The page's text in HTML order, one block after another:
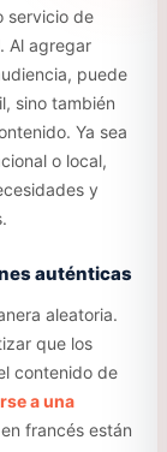
servicio de
Al agregar
puede
sino también
Ya sea
o local,
y
auténticas
aleatoria.
que los
contenido de
a una
francés están